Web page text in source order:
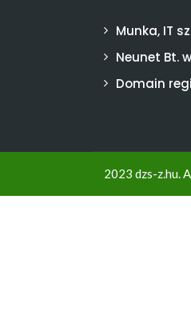
Munka, IT
Neunet Bt.
Domain
2023 dzs-z.hu.